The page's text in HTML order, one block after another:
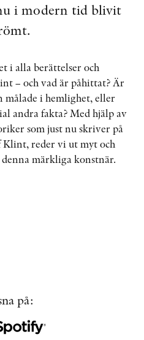
KONTAKT
PEER REVIEW-PROCESSEN
i modern tid blivit
i alla berättelser och
– och vad är påhittat? Är
målade i hemlighet, eller
andra fakta? Med hjälp av
som just nu skriver på
reder vi ut myt och
märkliga konstnär.
på: